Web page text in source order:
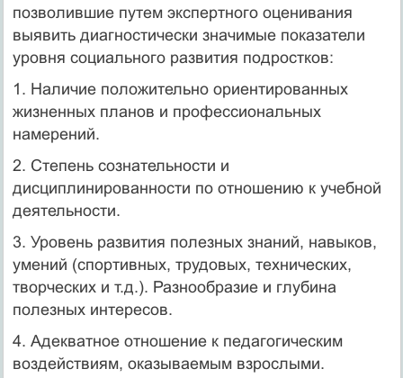
позволившие путем экспертного оценивания
выявить диагностически значимые показатели
уровня социального развития подростков:
1. Наличие положительно ориентированных
жизненных планов и профессиональных
намерений.
2. Степень сознательности и
дисциплинированности по отношению к учебной
деятельности.
3. Уровень развития полезных знаний, навыков,
умений (спортивных, трудовых, технических,
творческих и т.д.). Разнообразие и глубина
полезных интересов.
4. Адекватное отношение к педагогическим
воздействиям, оказываемым взрослыми.